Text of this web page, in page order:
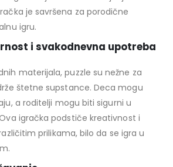
je savršena za porodične
igru.
i svakodnevna upotreba
materijala, puzzle su nežne za
štetne supstance. Deca mogu
a roditelji mogu biti sigurni u
igračka podstiče kreativnost i
prilikama, bilo da se igra u